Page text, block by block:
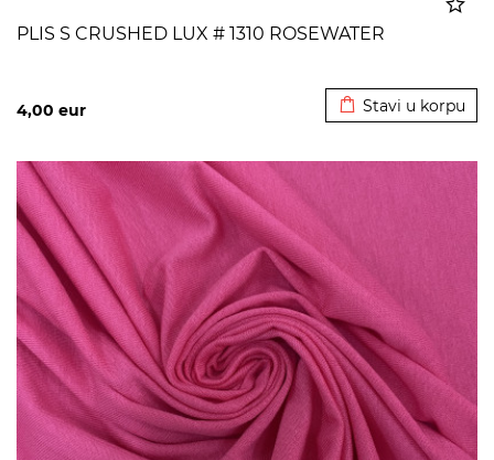
PLIS S CRUSHED LUX # 1310 ROSEWATER
4,00 eur Stavi u korpu